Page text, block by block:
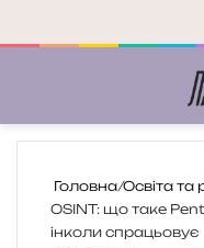
Головна/Освіта та
OSINT: що таке
інколи спрацьовує